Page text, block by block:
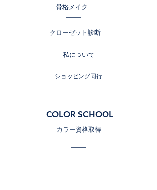
骨格メイク
クローゼット診断
私について
ショッピング同行
COLOR SCHOOL
カラー資格取得